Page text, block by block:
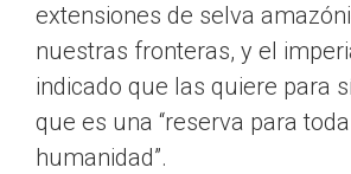
extensiones de selva
nuestras fronteras, y el
indicado que las quiere para
que es una “reserva para
humanidad”.